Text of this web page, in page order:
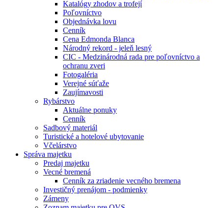
Katalógy zhodov a trofejí
Poľovníctvo
Objednávka lovu
Cenník
Cena Edmonda Blanca
Národný rekord - jeleň lesný
CIC - Medzinárodná rada pre poľovníctvo a
ochranu zveri
Fotogaléria
Verejné súťaže
Zaujímavosti
Rybárstvo
Aktuálne ponuky
Cenník
Sadbový materiál
Turistické a hotelové ubytovanie
Včelárstvo
Správa majetku
Predaj majetku
Vecné bremená
Cenník za zriadenie vecného bremena
Investičný prenájom - podmienky
Zámeny